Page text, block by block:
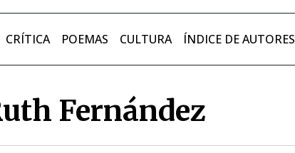
CRÍTICA POEMAS CULTURA ÍNDICE DE AUTORES
Fernández